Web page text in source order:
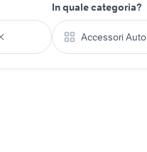
In quale categoria?
Accessori Auto